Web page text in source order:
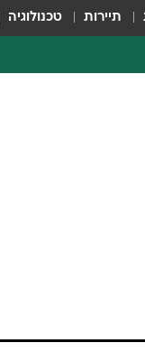
תיירות טכנולוגיה